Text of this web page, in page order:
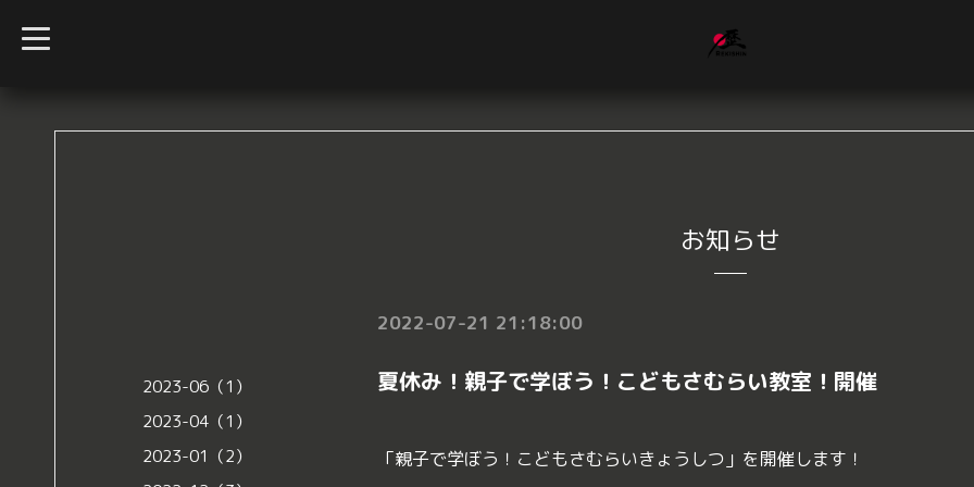
t
o
お知らせ
2022-07-21 21:18:00
夏休み！親子で学ぼう！こどもさむらい教室！開催
「親子で学ぼう！こどもさむらいきょうしつ」を開催します！
2023-06（1）
2023-04（1）
2023-01（2）